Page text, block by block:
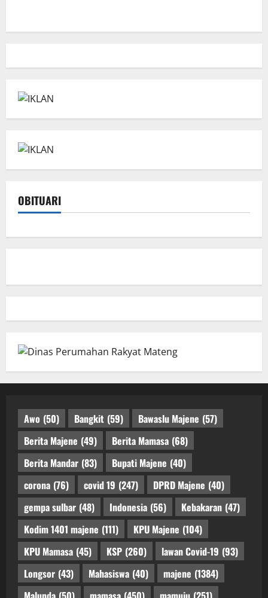
OBITUARI
Awo (50) Bangkit (59) Bawaslu Majene (57)
Berita Majene (49) Berita Mamasa (68)
Berita Mandar (83) Bupati Majene (40)
corona (76) covid 19 (247) DPRD Majene (40)
gempa sulbar (48) Indonesia (56) Kebakaran (47)
Kodim 1401 majene (111) KPU Majene (104)
KPU Mamasa (45) KSP (260) lawan Covid-19 (93)
Longsor (43) Mahasiswa (40) majene (1384)